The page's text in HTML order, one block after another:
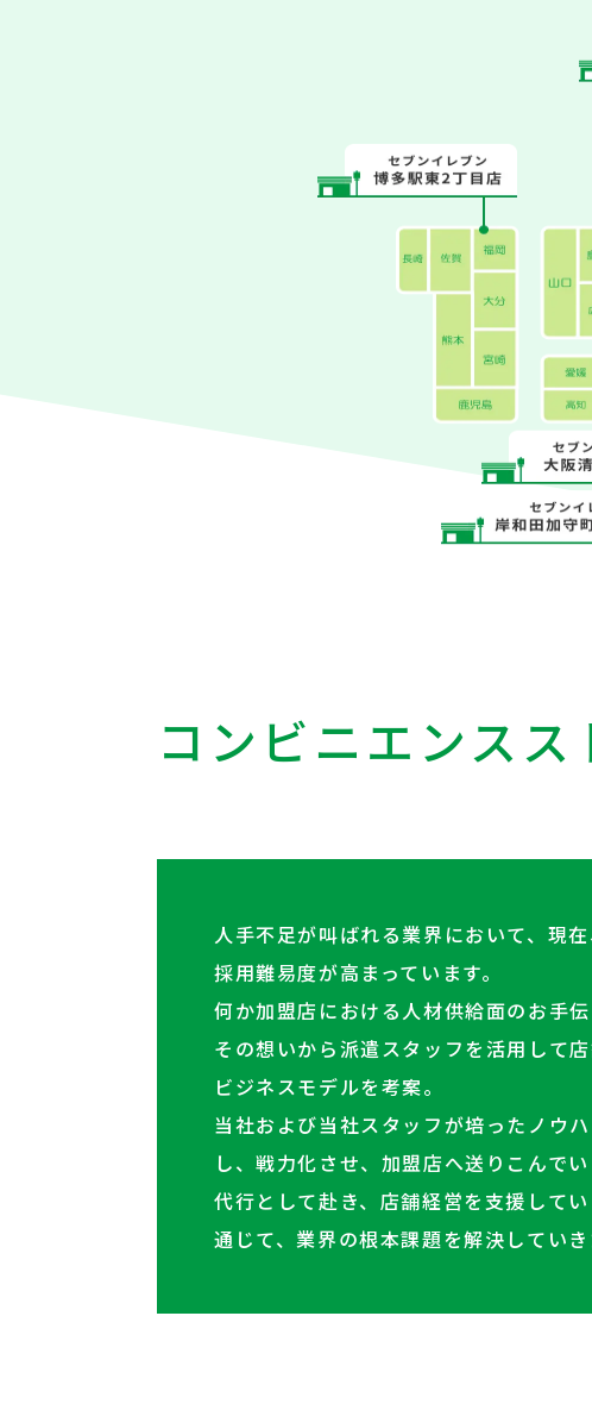
コンビニエンス
人手不足が叫ばれる業界において、現
採用難易度が高まっています。
何か加盟店における人材供給面のお手
その想いから派遣スタッフを活用して
ビジネスモデルを考案。
当社および当社スタッフが培ったノウ
し、戦力化させ、加盟店へ送りこんで
代行として赴き、店舗経営を支援して
通じて、業界の根本課題を解決していき